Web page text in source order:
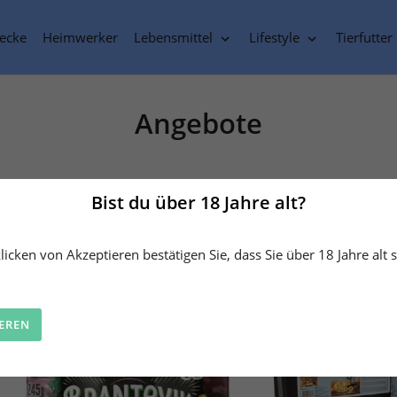
Bist du über 18 Jahre alt?
von Akzeptieren bestätigen Sie, dass Sie über 18 Jahre alt
Heimwerker Lebensmittel Lifestyle Tierfutter
S
m
m
l
:
Angebote